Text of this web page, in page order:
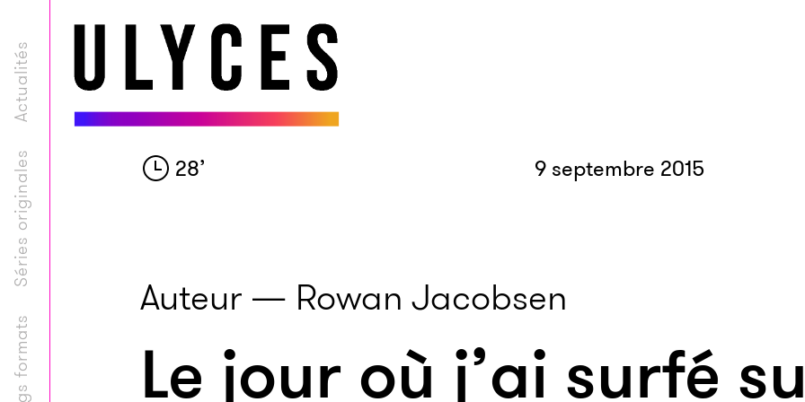
Longs formats
Séries originales
Actualités
28’ 9 septembre 2015
Auteur — Rowan Jacobsen
Le jour où j’ai surfé